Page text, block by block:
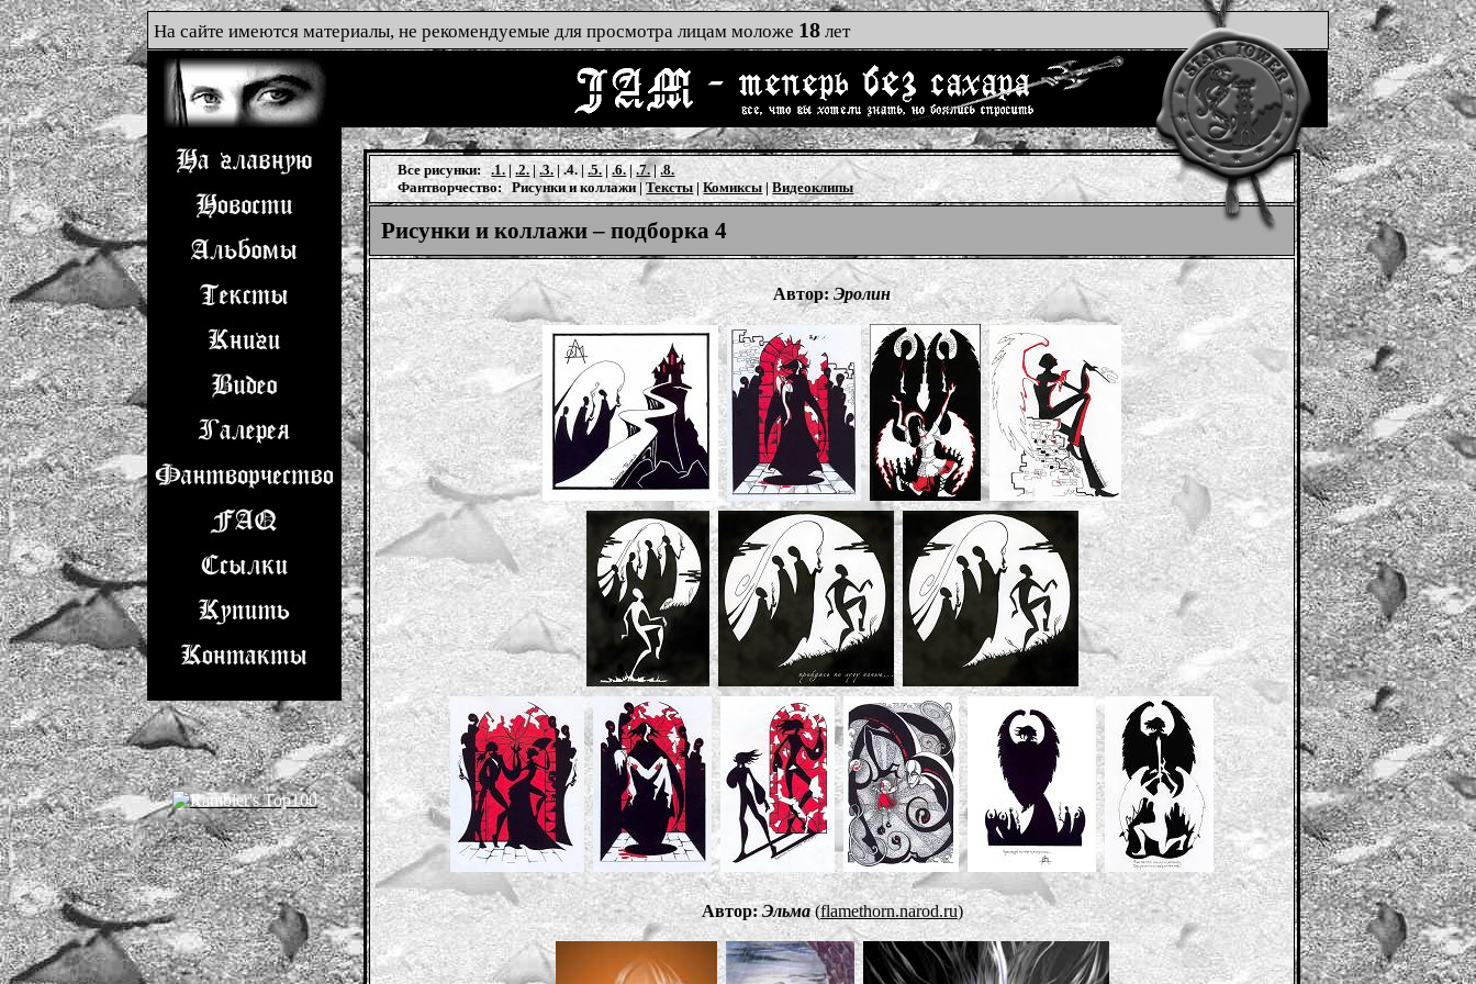
На сайте имеются материалы, не рекомендуемые для просмотра лицам моложе 18 лет
Все рисунки:.1.|.2.|.3.| .4. |.5.|.6.|.7.|.8.
Фантворчество: Рисунки и коллажи |Тексты|Комиксы |Видеоклипы
Рисунки и коллажи – подборка 4
Автор:Эролин
Автор:Эльма(flamethorn.narod.ru)